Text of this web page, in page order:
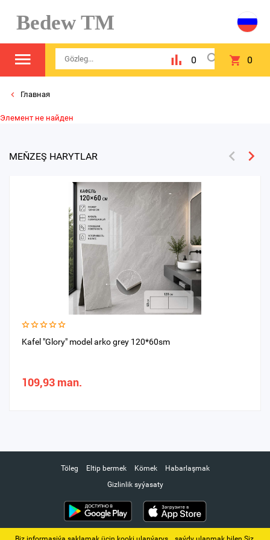
Bedew TM
0 0
Главная
Элемент не найден
MEŇZEŞ HARYTLAR
Kafel "Glory" model arko grey 120*60sm
109,93 man.
Töleg Eltip bermek Kömek
Habarlaşmak
Gizlinlik syýasaty